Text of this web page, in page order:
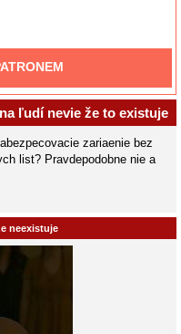
ľudí nevie že to existuje
zariaenie bez
list? Pravdepodobne nie a
neexistuje